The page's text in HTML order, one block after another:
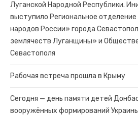
Луганской Народной Республики.
выступило Региональное
народов России» города
землячеств Луганщины» и
Севастополя
Рабочая встреча прошла в Крыму
Сегодня — день памяти детей
вооружённых формирований